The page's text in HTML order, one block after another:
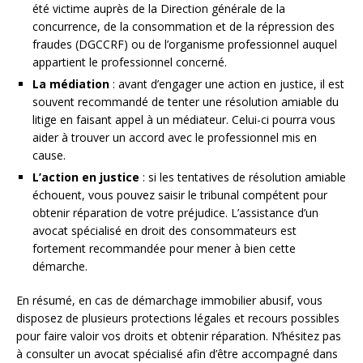
été victime auprès de la Direction générale de la
concurrence, de la consommation et de la répression des
fraudes (DGCCRF) ou de l’organisme professionnel auquel
appartient le professionnel concerné.
La médiation : avant d’engager une action en justice, il est
souvent recommandé de tenter une résolution amiable du
litige en faisant appel à un médiateur. Celui-ci pourra vous
aider à trouver un accord avec le professionnel mis en
cause.
L’action en justice : si les tentatives de résolution amiable
échouent, vous pouvez saisir le tribunal compétent pour
obtenir réparation de votre préjudice. L’assistance d’un
avocat spécialisé en droit des consommateurs est
fortement recommandée pour mener à bien cette
démarche.
En résumé, en cas de démarchage immobilier abusif, vous
disposez de plusieurs protections légales et recours possibles
pour faire valoir vos droits et obtenir réparation. N’hésitez pas
à consulter un avocat spécialisé afin d’être accompagné dans